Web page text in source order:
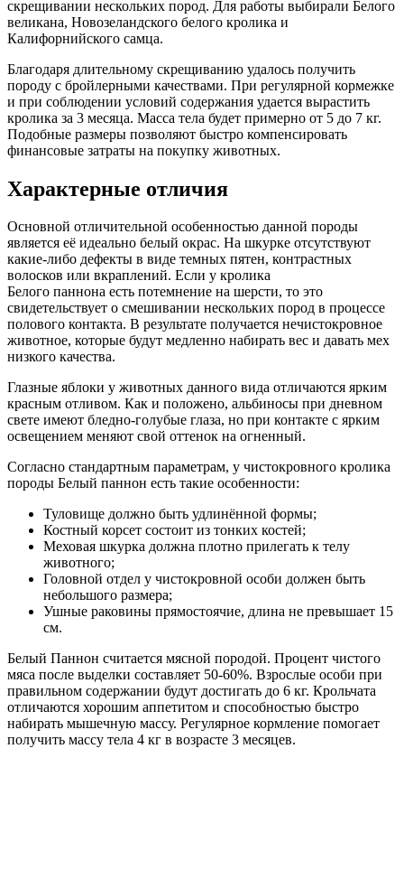
скрещивании нескольких пород. Для работы выбирали Белого
великана, Новозеландского белого кролика и
Калифорнийского самца.
Благодаря длительному скрещиванию удалось получить
породу с бройлерными качествами. При регулярной кормежке
и при соблюдении условий содержания удается вырастить
кролика за 3 месяца. Масса тела будет примерно от 5 до 7 кг.
Подобные размеры позволяют быстро компенсировать
финансовые затраты на покупку животных.
Характерные отличия
Основной отличительной особенностью данной породы
является её идеально белый окрас. На шкурке отсутствуют
какие-либо дефекты в виде темных пятен, контрастных
волосков или вкраплений. Если у кролика
Белого паннона есть потемнение на шерсти, то это
свидетельствует о смешивании нескольких пород в процессе
полового контакта. В результате получается нечистокровное
животное, которые будут медленно набирать вес и давать мех
низкого качества.
Глазные яблоки у животных данного вида отличаются ярким
красным отливом. Как и положено, альбиносы при дневном
свете имеют бледно-голубые глаза, но при контакте с ярким
освещением меняют свой оттенок на огненный.
Согласно стандартным параметрам, у чистокровного кролика
породы Белый паннон есть такие особенности:
Туловище должно быть удлинённой формы;
Костный корсет состоит из тонких костей;
Меховая шкурка должна плотно прилегать к телу
животного;
Головной отдел у чистокровной особи должен быть
небольшого размера;
Ушные раковины прямостоячие, длина не превышает 15
см.
Белый Паннон считается мясной породой. Процент чистого
мяса после выделки составляет 50-60%. Взрослые особи при
правильном содержании будут достигать до 6 кг. Крольчата
отличаются хорошим аппетитом и способностью быстро
набирать мышечную массу. Регулярное кормление помогает
получить массу тела 4 кг в возрасте 3 месяцев.